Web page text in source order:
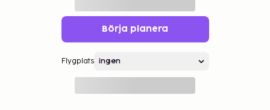
Börja planera
Flygplats